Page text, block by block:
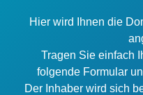
Hier wird Ihnen die
Tragen Sie einfach
folgende Formular
Der Inhaber wird sich